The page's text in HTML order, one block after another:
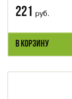
221 руб.
В КОРЗИНУ